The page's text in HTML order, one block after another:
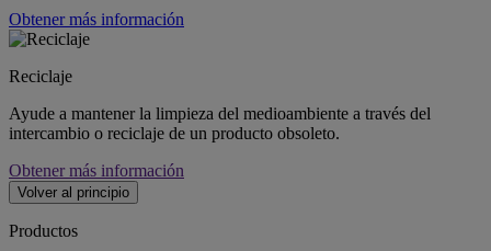
Obtener más información
Reciclaje
Ayude a mantener la limpieza del medioambiente a través del
intercambio o reciclaje de un producto obsoleto.
Obtener más información
Volver al principio
Productos